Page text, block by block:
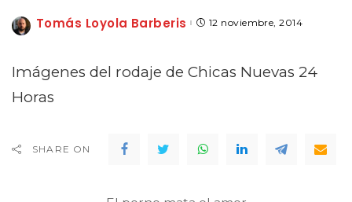
Posted
Tomás Loyola Barberis 12 noviembre, 2014
Imágenes del rodaje de Chicas Nuevas 24
Horas
SHARE ON